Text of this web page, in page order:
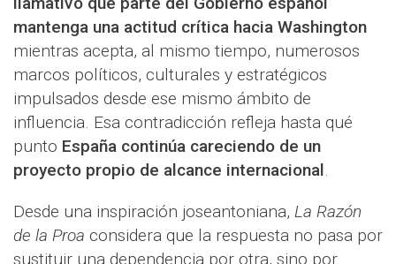
mantenga una actitud crítica hacia Washington
mientras acepta, al mismo tiempo, numerosos
marcos políticos, culturales y estratégicos
impulsados desde ese mismo ámbito de
influencia. Esa contradicción refleja hasta qué
punto España continúa careciendo de un
proyecto propio de alcance internacional.
Desde una inspiración joseantoniana, La Razón
de la Proa considera que la respuesta no pasa por
sustituir una dependencia por otra, sino por